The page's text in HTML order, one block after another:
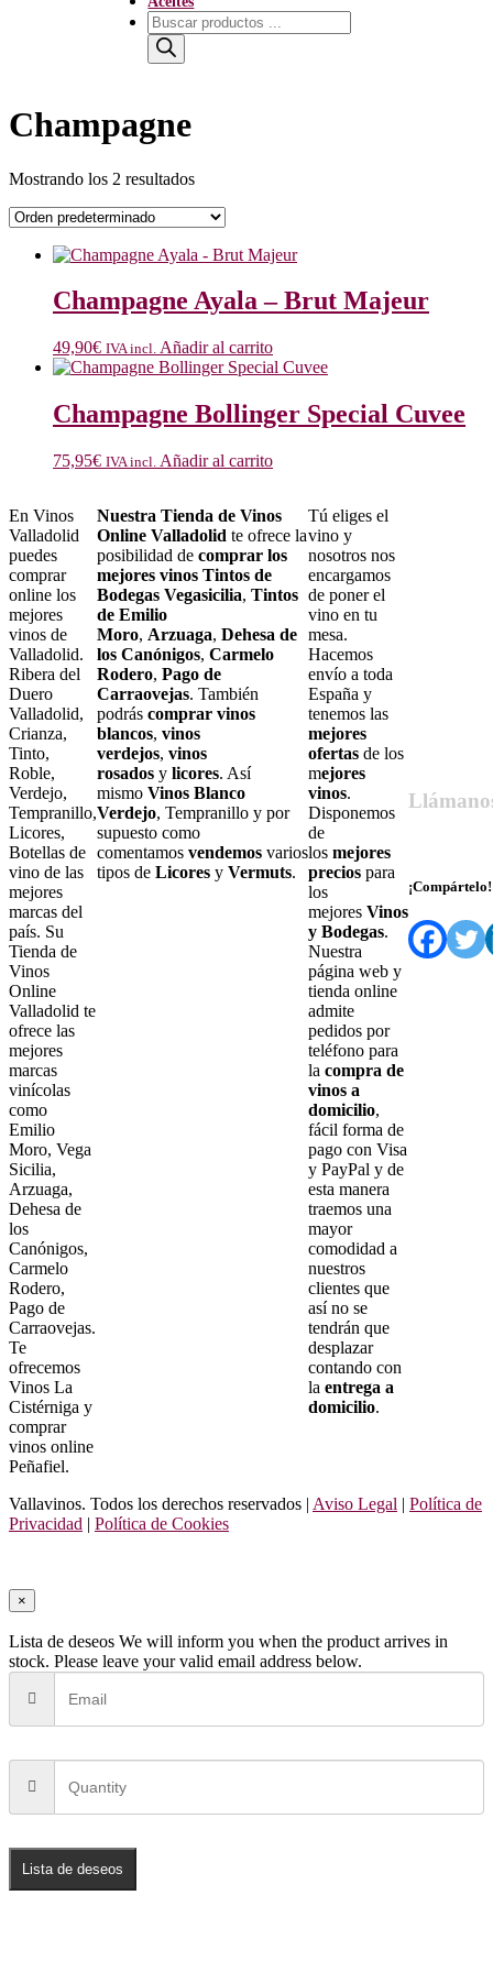
Búsqueda
de
productos
Champagne
Mostrando los 2 resultados
Champagne Ayala – Brut Majeur
49,90€ IVA incl. Añadir al carrito
Champagne Bollinger Special Cuvee
75,95€ IVA incl. Añadir al carrito
En Vinos
Valladolid
puedes
comprar
online los
mejores
vinos de
Valladolid.
Ribera del
Duero
Valladolid,
Crianza,
Tinto,
Roble,
Verdejo,
Tempranillo,
Licores,
Botellas de
vino de las
mejores
marcas del
país. Su
Tienda de
Vinos
Online
Valladolid te
ofrece las
mejores
marcas
vinícolas
como
Emilio
Moro, Vega
Sicilia,
Arzuaga,
Dehesa de
los
Canónigos,
Carmelo
Rodero,
Pago de
Carraovejas.
Te
ofrecemos
Vinos La
Cistérniga y
comprar
vinos online
Peñafiel.
Nuestra Tienda de Vinos
Online Valladolid te ofrece la
posibilidad de comprar los
mejores vinos Tintos de
Bodegas Vegasicilia, Tintos
de Emilio
Moro, Arzuaga, Dehesa de
los Canónigos, Carmelo
Rodero, Pago de
Carraovejas. También
podrás comprar vinos
blancos, vinos
verdejos, vinos
rosados y licores. Así
mismo Vinos Blanco
Verdejo, Tempranillo y por
supuesto como
comentamos vendemos varios
tipos de Licores y Vermuts.
Tú eliges el
vino y
nosotros nos
encargamos
de poner el
vino en tu
mesa.
Hacemos
envío a toda
España y
tenemos las
mejores
ofertas de los
mejores
vinos.
Disponemos
de
los mejores
precios para
los
mejores Vinos
y Bodegas.
Nuestra
página web y
tienda online
admite
pedidos por
teléfono para
la compra de
vinos a
domicilio,
fácil forma de
pago con Visa
y PayPal y de
esta manera
traemos una
mayor
comodidad a
nuestros
clientes que
así no se
tendrán que
desplazar
contando con
la entrega a
domicilio.
¡Compártelo!
Vallavinos. Todos los derechos reservados | Aviso Legal | Política de
Privacidad | Política de Cookies
×
Lista de deseos We will inform you when the product arrives in
stock. Please leave your valid email address below.
Lista de deseos